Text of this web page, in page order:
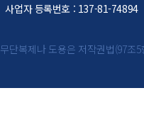
사업자 등록번호 : 137-81-74894
무단복제나 도용은 저작권법(97조